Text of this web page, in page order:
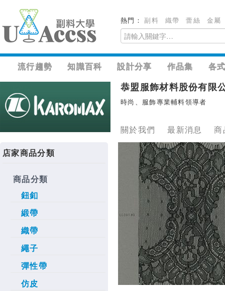
熱門：副料 織帶 蕾絲 金屬
流行趨勢 知識百科 設計分享 作品集 各
恭盟服飾材料股份有限
時尚、服飾專業輔料領導者
關於我們 最新消息 商
店家商品分類
商品分類
鈕釦
緞帶
織帶
繩子
彈性帶
仿皮